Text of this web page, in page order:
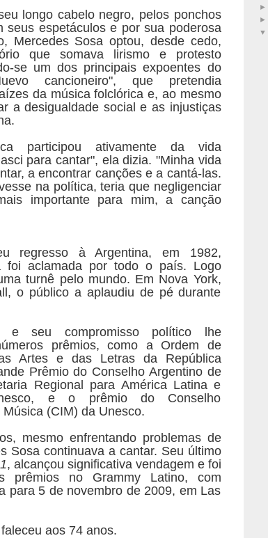
longo cabelo negro, pelos ponchos
seus espetáculos e por sua poderosa
Mercedes Sosa optou, desde cedo,
que somava lirismo e protesto
se um dos principais expoentes do
cancioneiro", que pretendia
da música folclórica e, ao mesmo
a desigualdade social e as injustiças
participou ativamente da vida
para cantar", ela dizia. "Minha vida
a encontrar canções e a cantá-las.
na política, teria que negligenciar
importante para mim, a canção
regresso à Argentina, em 1982,
foi aclamada por todo o país. Logo
turnê pelo mundo. Em Nova York,
o público a aplaudiu de pé durante
e seu compromisso político lhe
prêmios, como a Ordem de
Artes e das Letras da República
Prêmio do Conselho Argentino de
Regional para América Latina e
e o prêmio do Conselho
(CIM) da Unesco.
mesmo enfrentando problemas de
Sosa continuava a cantar. Seu último
, alcançou significativa vendagem e foi
prêmios no Grammy Latino, com
para 5 de novembro de 2009, em Las
aos 74 anos.
►
►
▼